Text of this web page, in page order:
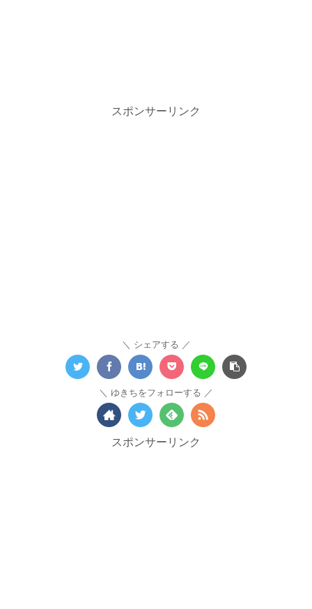
スポンサーリンク
シェアする
ゆきちをフォローする
スポンサーリンク